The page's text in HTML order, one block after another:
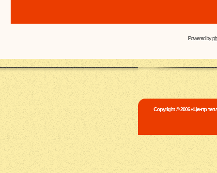
Powered by
Copyright © 2006 «Центр